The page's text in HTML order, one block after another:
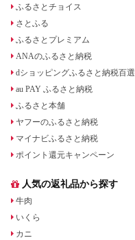
ふるさとチョイス
さとふる
ふるさとプレミアム
ANAのふるさと納税
dショッピングふるさと納税百選
au PAY ふるさと納税
ふるさと本舗
ヤフーのふるさと納税
マイナビふるさと納税
ポイント還元キャンペーン
人気の返礼品から探す
牛肉
いくら
カニ